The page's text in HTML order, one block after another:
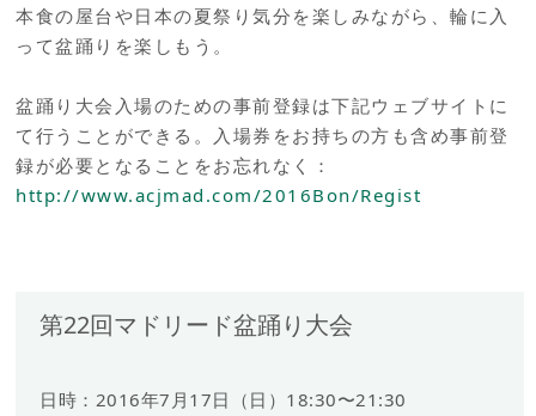
本食の屋台や日本の夏祭り気分を楽しみながら、輪に入
って盆踊りを楽しもう。
盆踊り大会入場のための事前登録は下記ウェブサイトに
て行うことができる。入場券をお持ちの方も含め事前登
録が必要となることをお忘れなく：
http://www.acjmad.com/2016Bon/Regist
第22回マドリード盆踊り大会
日時：2016年7月17日（日）18:30〜21:30